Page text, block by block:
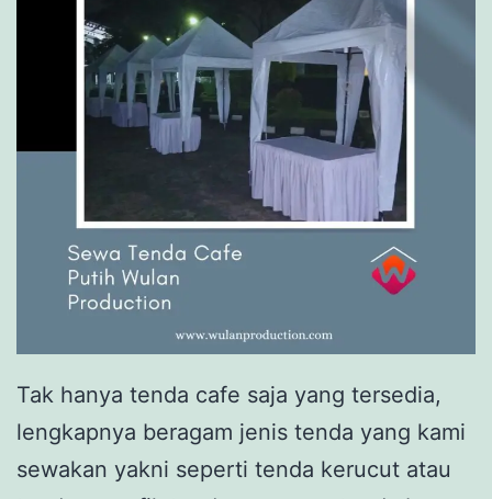
Tak hanya tenda cafe saja yang tersedia,
lengkapnya beragam jenis tenda yang kami
sewakan yakni seperti tenda kerucut atau